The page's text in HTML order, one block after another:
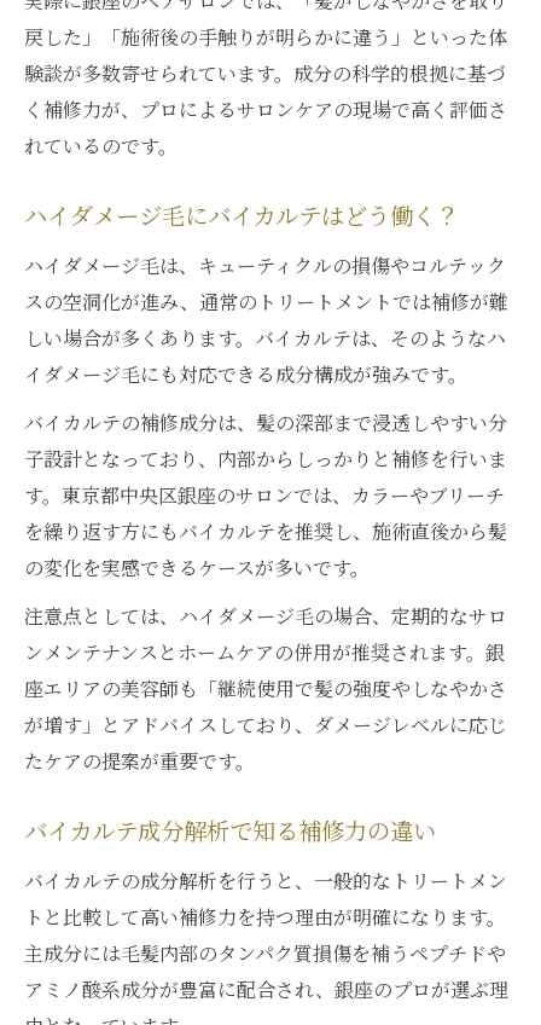
戻した」「施術後の手触りが明らかに違う」といった体
験談が多数寄せられています。成分の科学的根拠に基づ
く補修力が、プロによるサロンケアの現場で高く評価さ
れているのです。
ハイダメージ毛にバイカルテはどう働く？
ハイダメージ毛は、キューティクルの損傷やコルテック
スの空洞化が進み、通常のトリートメントでは補修が難
しい場合が多くあります。バイカルテは、そのようなハ
イダメージ毛にも対応できる成分構成が強みです。
バイカルテの補修成分は、髪の深部まで浸透しやすい分
子設計となっており、内部からしっかりと補修を行いま
す。東京都中央区銀座のサロンでは、カラーやブリーチ
を繰り返す方にもバイカルテを推奨し、施術直後から髪
の変化を実感できるケースが多いです。
注意点としては、ハイダメージ毛の場合、定期的なサロ
ンメンテナンスとホームケアの併用が推奨されます。銀
座エリアの美容師も「継続使用で髪の強度やしなやかさ
が増す」とアドバイスしており、ダメージレベルに応じ
たケアの提案が重要です。
バイカルテ成分解析で知る補修力の違い
バイカルテの成分解析を行うと、一般的なトリートメン
トと比較して高い補修力を持つ理由が明確になります。
主成分には毛髪内部のタンパク質損傷を補うペプチドや
アミノ酸系成分が豊富に配合され、銀座のプロが選ぶ理